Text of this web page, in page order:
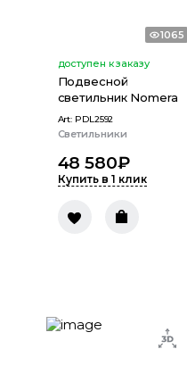
1065
доступен к заказу
Подвесной
светильник Nomera
Art: PDL2592
Светильники
48 580₽
Купить в 1 клик